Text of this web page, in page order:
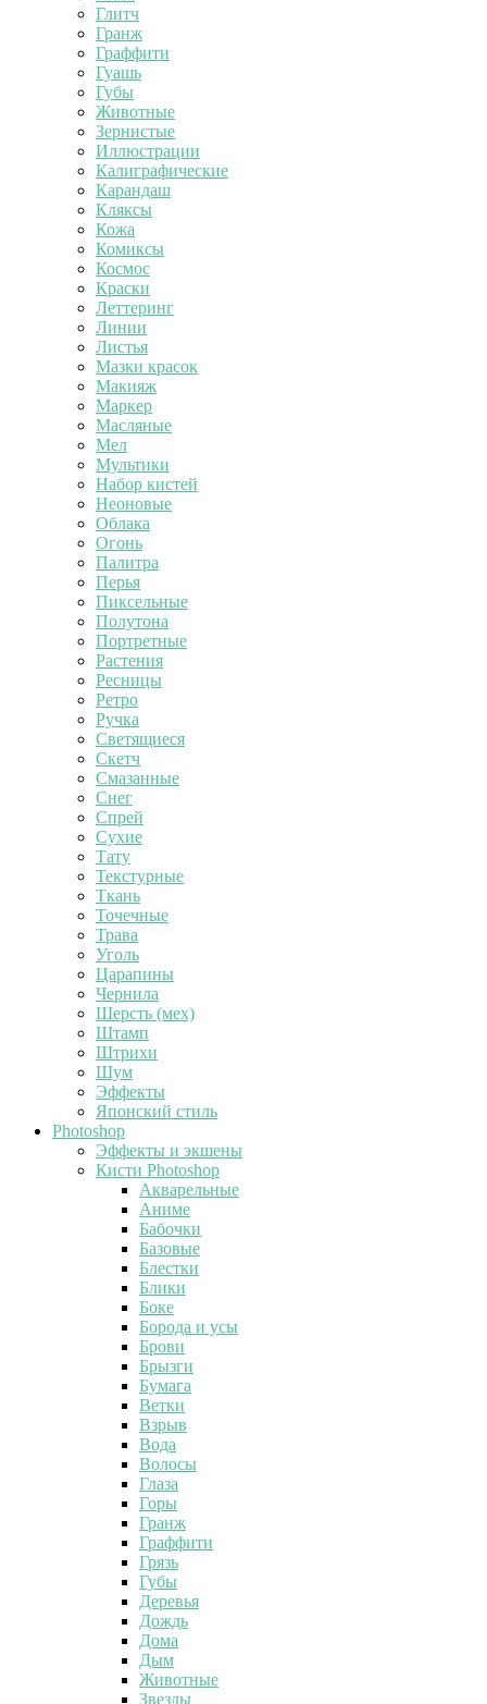
Глитч
Гранж
Граффити
Гуашь
Губы
Животные
Зернистые
Иллюстрации
Калиграфические
Карандаш
Кляксы
Кожа
Комиксы
Космос
Краски
Леттеринг
Линии
Листья
Мазки красок
Макияж
Маркер
Масляные
Мел
Мультики
Набор кистей
Неоновые
Облака
Огонь
Палитра
Перья
Пиксельные
Полутона
Портретные
Растения
Ресницы
Ретро
Ручка
Светящиеся
Скетч
Смазанные
Снег
Спрей
Сухие
Тату
Текстурные
Ткань
Точечные
Трава
Уголь
Царапины
Чернила
Шерсть (мех)
Штамп
Штрихи
Шум
Эффекты
Японский стиль
Photoshop
Эффекты и экшены
Кисти Photoshop
Акварельные
Аниме
Бабочки
Базовые
Блестки
Блики
Боке
Борода и усы
Брови
Брызги
Бумага
Ветки
Взрыв
Вода
Волосы
Глаза
Горы
Гранж
Граффити
Грязь
Губы
Деревья
Дождь
Дома
Дым
Животные
Звезды